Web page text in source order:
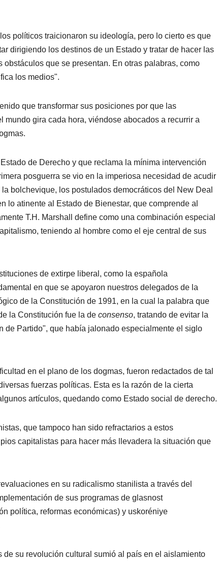
políticos traicionaron su ideología, pero lo cierto es que
dirigiendo los destinos de un Estado y tratar de hacer las
que se presentan. En otras palabras, como
los medios".
que transformar sus posiciones por que las
gira cada hora, viéndose abocados a recurrir a
de Derecho y que reclama la mínima intervención
posguerra se vio en la imperiosa necesidad de acudir
bolchevique, los postulados democráticos del New Deal
lo atinente al Estado de Bienestar, que comprende al
T.H. Marshall define como una combinación especial
teniendo al hombre como el eje central de sus
de extirpe liberal, como la española
en que se apoyaron nuestros delegados de la
de la Constitución de 1991, en la cual la palabra que
la Constitución fue la de consenso, tratando de evitar la
de Partido", que había jalonado especialmente el siglo
en el plano de los dogmas, fueron redactados de tal
fuerzas políticas. Esta es la razón de la cierta
artículos, quedando como Estado social de derecho.
que tampoco han sido refractarios a estos
capitalistas para hacer más llevadera la situación que
en su radicalismo stanilista a través del
de sus programas de glasnost
política, reformas económicas) y uskoréniye
de su revolución cultural sumió al país en el aislamiento